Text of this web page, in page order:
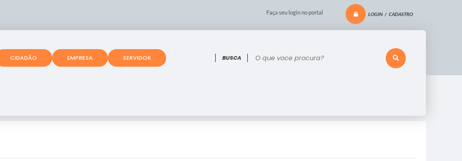
Faça seu login no portal LOGIN / CADASTRO
O que voce procura?
CIDADÃO EMPRESA SERVIDOR